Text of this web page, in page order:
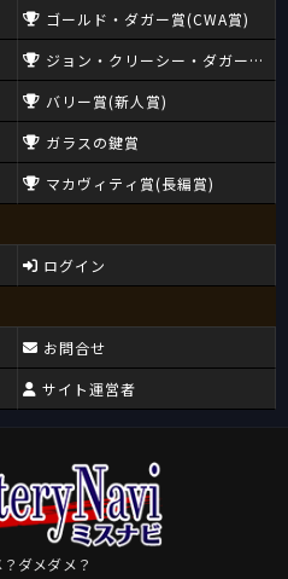
ゴールド・ダガー賞(CWA賞)
ジョン・クリーシー・ダガー賞
バリー賞(新人賞)
ガラスの鍵賞
マカヴィティ賞(長編賞)
ログイン
お問合せ
サイト運営者
ダメダメ？